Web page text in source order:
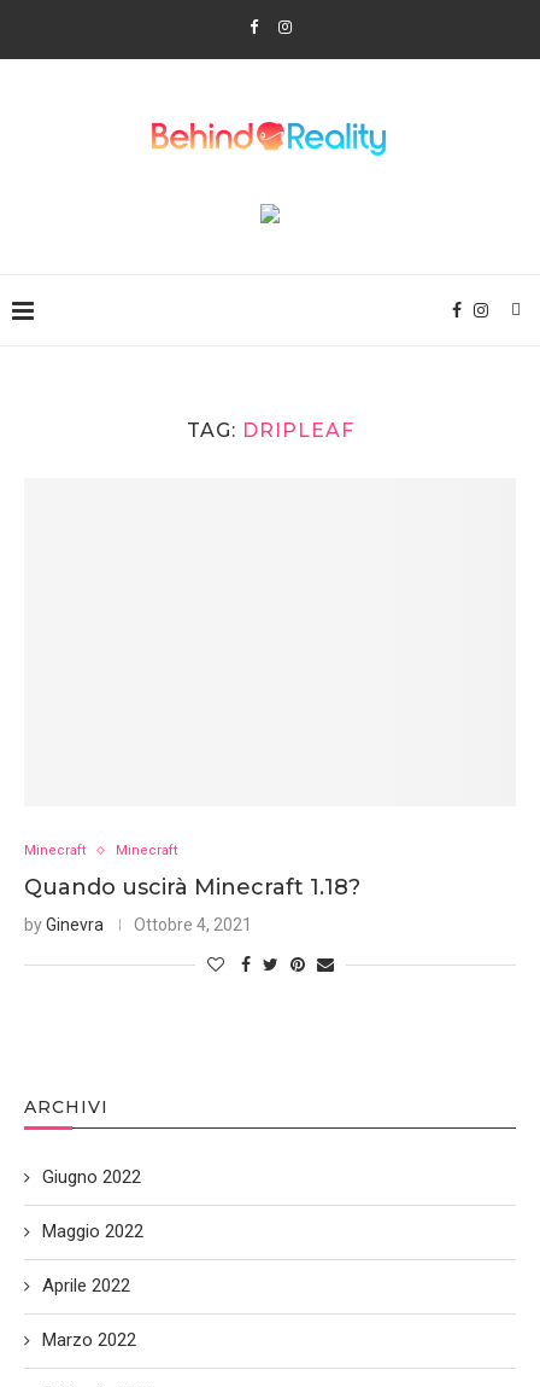
TAG: DRIPLEAF
Minecraft Minecraft
Quando uscirà Minecraft 1.18?
byGinevra Ottobre 4, 2021
ARCHIVI
Giugno 2022
Maggio 2022
Aprile 2022
Marzo 2022